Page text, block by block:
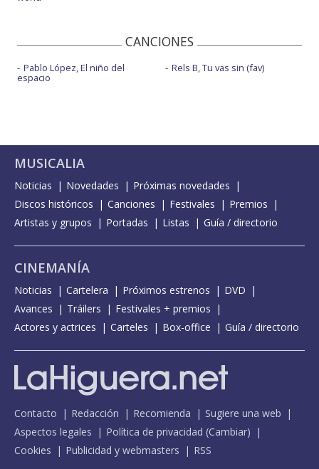
CANCIONES
Pablo López, El niño del
espacio
Rels B, Tu vas sin (fav)
MUSICALIA
Noticias Novedades
Próximas novedades
Discos históricos
Canciones Festivales
Premios
Artistas y grupos
Portadas Listas Guía / directorio
CINEMANÍA
Noticias Cartelera Próximos estrenos
DVD
Avances
Tráilers
Festivales + premios
Actores y actrices
Carteles Box-office Guía / directorio
Contacto Redacción Recomienda
Sugiere una web
Aspectos legales
Política de privacidad (Cambiar)
Cookies
Publicidad y webmasters RSS